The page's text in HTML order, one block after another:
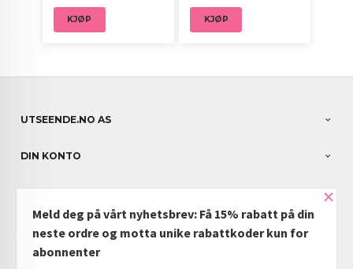
KJØP KJØP
UTSEENDE.NO AS
DIN KONTO
NYHETSBREV
PARTNERE
×
Meld deg på vårt nyhetsbrev: Få 15% rabatt på din
neste ordre og motta unike rabattkoder kun for
abonnenter